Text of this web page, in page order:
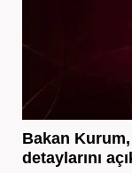
Bakan Kurum,
detaylarını